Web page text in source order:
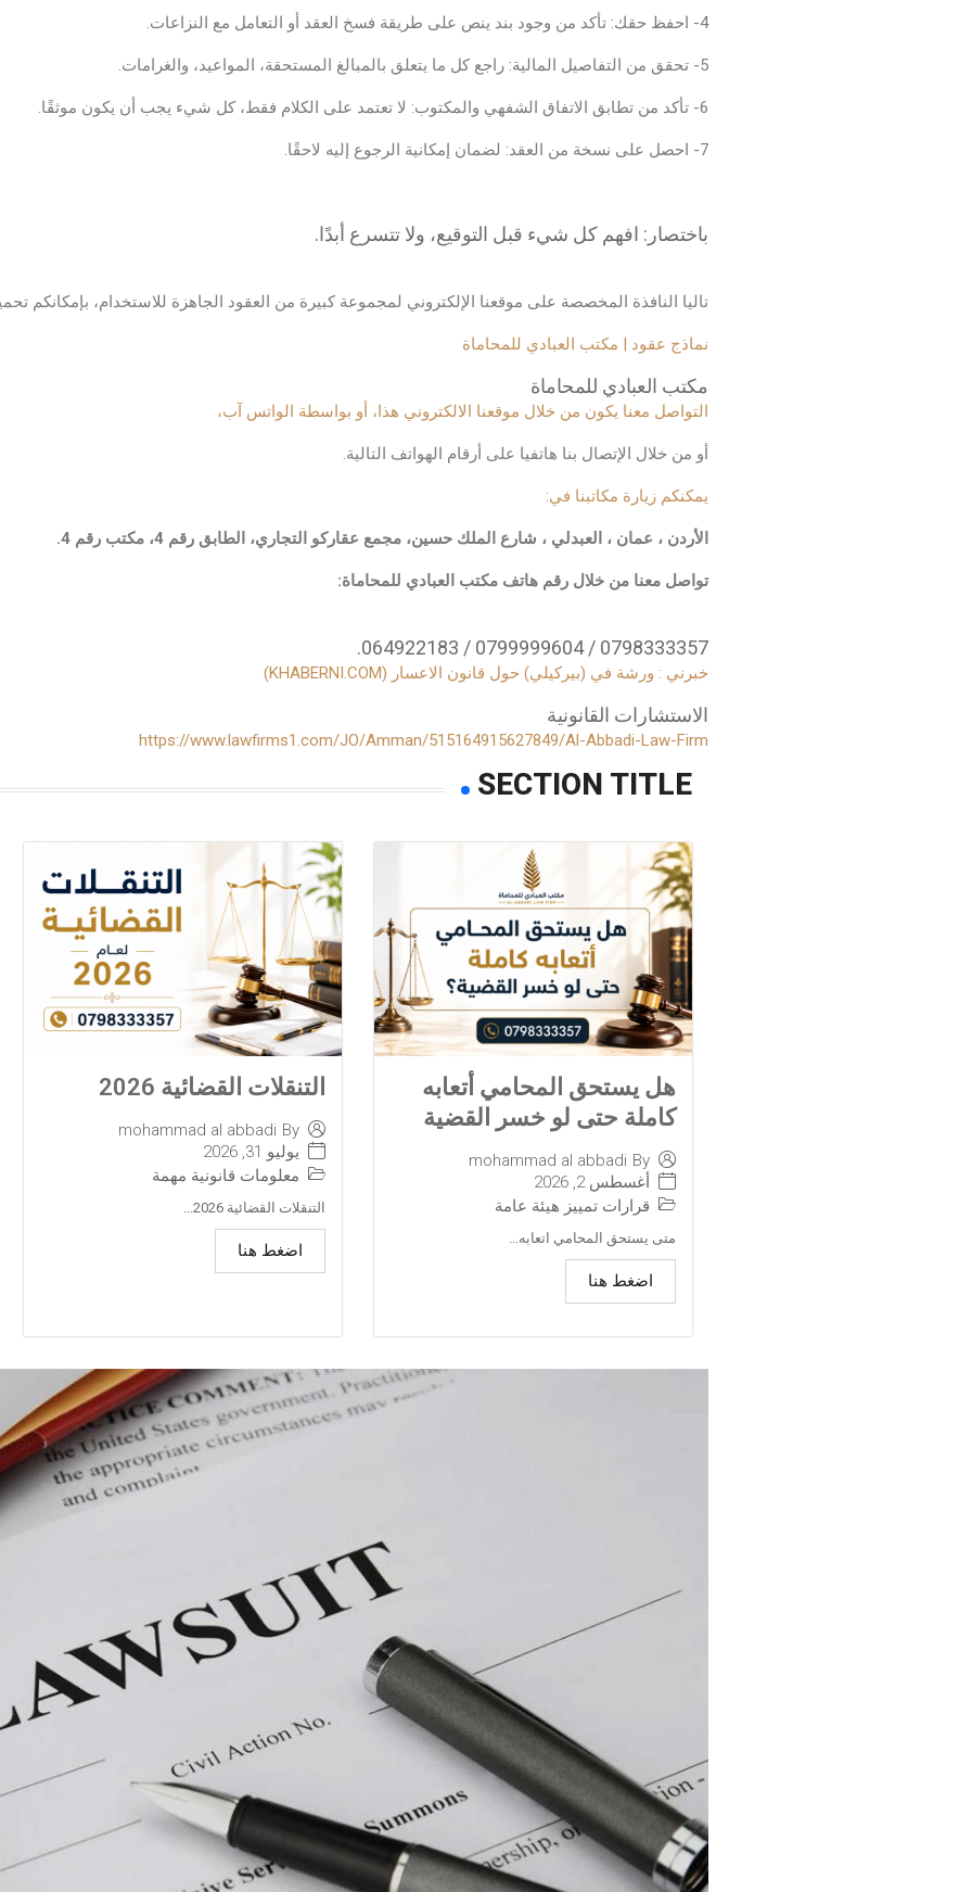
4- احفظ حقك: تأكد من وجود بند ينص على طريقة فسخ العقد أو التعامل مع النزاعات.
5- تحقق من التفاصيل المالية: راجع كل ما يتعلق بالمبالغ المستحقة، المواعيد، والغرامات.
6- تأكد من تطابق الاتفاق الشفهي والمكتوب: لا تعتمد على الكلام فقط، كل شيء يجب أن يكون موثقًا.
7- احصل على نسخة من العقد: لضمان إمكانية الرجوع إليه لاحقًا.
باختصار: افهم كل شيء قبل التوقيع، ولا تتسرع أبدًا.
تاليا النافذة المخصصة على موقعنا الإلكتروني لمجموعة كبيرة من العقود الجاهزة للاستخدام، بإمكانكم
نماذج عقود | مكتب العبادي للمحاماة
مكتب العبادي للمحاماة
التواصل معنا يكون من خلال موقعنا الالكتروني هذا، أو بواسطة الواتس آب،
أو من خلال الإتصال بنا هاتفيا على أرقام الهواتف التالية.
يمكنكم زيارة مكاتبنا في:
الأردن ، عمان ، العبدلي ، شارع الملك حسين، مجمع عقاركو التجاري، الطابق رقم 4، مكتب رقم 4.
تواصل معنا من خلال رقم هاتف مكتب العبادي للمحاماة:
0798333357 / 0799999604 / 064922183.
خبرني : ورشة في (بيركيلي) حول قانون الاعسار (KHABERNI.COM)
الاستشارات القانونية
https://www.lawfirms1.com/JO/Amman/515164915627849/Al-Abbadi-Law-Firm
SECTION TITLE
هل يستحق المحامي أتعابه
كاملة حتى لو خسر القضية
By
mohammad al abbadi
أغسطس 2, 2026
قرارات تمييز هيئة عامة
متى يستحق المحامي اتعابه...
اضغط هنا
التنقلات القضائية 2026
By
mohammad al abbadi
يوليو 31, 2026
معلومات قانونية مهمة
التنقلات القضائية 2026...
اضغط هنا